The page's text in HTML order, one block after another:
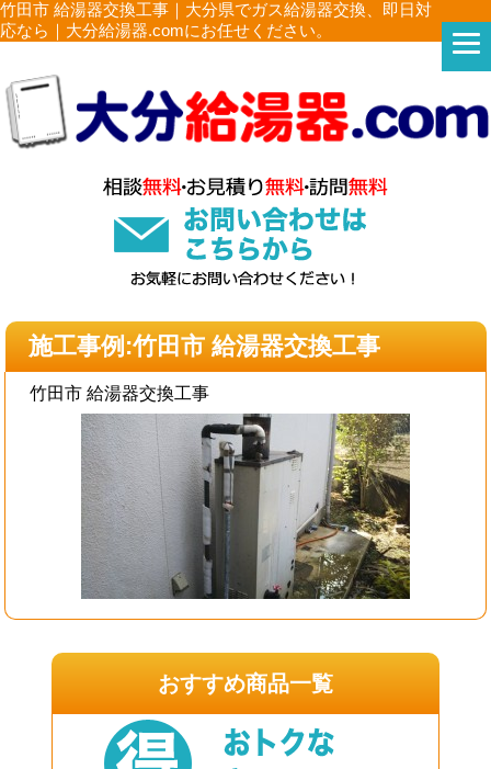
竹田市 給湯器交換工事｜大分県でガス給湯器交換、即日対
応なら｜大分給湯器.comにお任せください。
施工事例:竹田市 給湯器交換工事
竹田市 給湯器交換工事
おすすめ商品一覧